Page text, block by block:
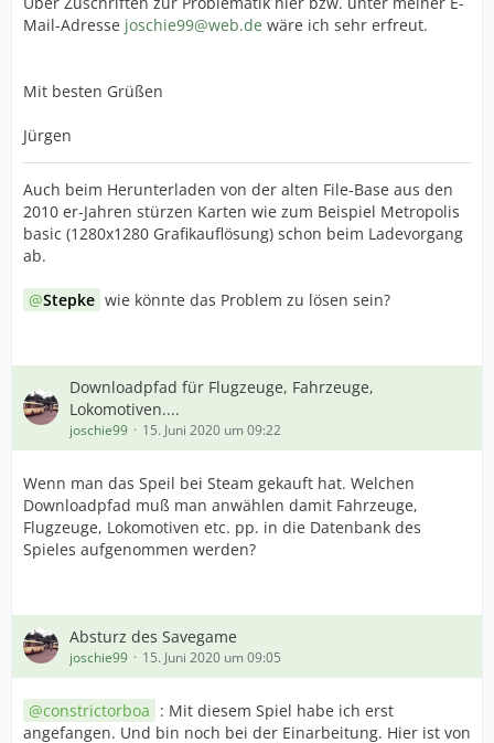
Mail-Adresse joschie99@web.de wäre ich sehr erfreut.
Mit besten Grüßen
Jürgen
Auch beim Herunterladen von der alten File-Base aus den
2010 er-Jahren stürzen Karten wie zum Beispiel Metropolis
basic (1280x1280 Grafikauflösung) schon beim Ladevorgang
ab.
Stepke wie könnte das Problem zu lösen sein?
Downloadpfad für Flugzeuge, Fahrzeuge,
Lokomotiven....
joschie99 15. Juni 2020 um 09:22
Wenn man das Speil bei Steam gekauft hat. Welchen
Downloadpfad muß man anwählen damit Fahrzeuge,
Flugzeuge, Lokomotiven etc. pp. in die Datenbank des
Spieles aufgenommen werden?
Absturz des Savegame
joschie99 15. Juni 2020 um 09:05
constrictorboa : Mit diesem Spiel habe ich erst
angefangen. Und bin noch bei der Einarbeitung. Hier ist von